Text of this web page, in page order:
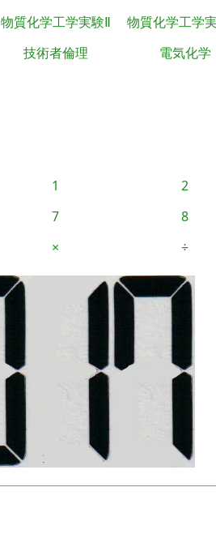
物質化学工学実験Ⅱ
物質化学工学
技術者倫理 電気化学
1
2
7
8
× ÷